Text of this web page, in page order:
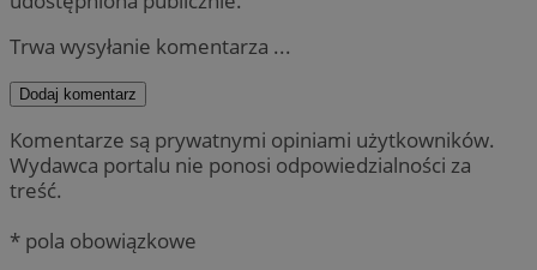
Trwa wysyłanie komentarza ...
Dodaj komentarz
Komentarze są prywatnymi opiniami użytkowników.
Wydawca portalu nie ponosi odpowiedzialności za
treść.
* pola obowiązkowe